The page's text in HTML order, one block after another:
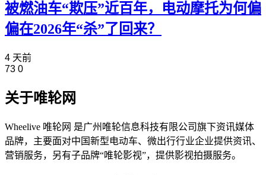
被燃油车“欺压”近百年，电动摩托为何偏
偏在2026年“杀”了回来？
4 天前
73 0
关于唯轮网
Wheelive 唯轮网 是广州唯轮信息科技有限公司旗下资讯媒体
品牌，主要面对中国新型电动车、微出行行业企业提供资讯、
营销服务，另有子品牌“唯轮影视”，提供影视拍摄服务。